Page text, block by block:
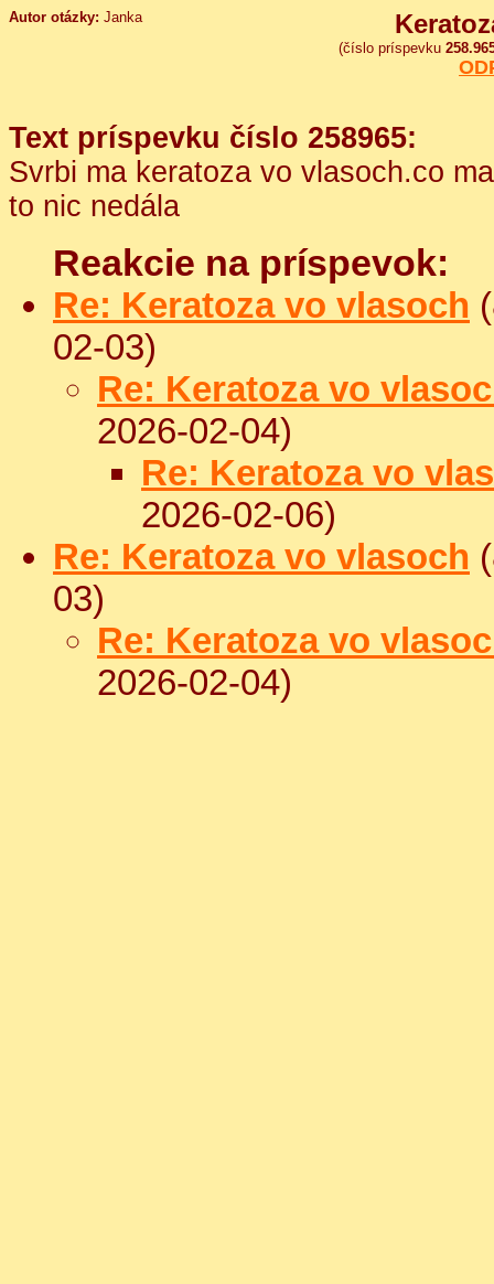
Autor otázky: Janka
(číslo príspevku
Text príspevku číslo 258965:
Svrbi ma keratoza vo vlasoch.co
to nic nedála
Reakcie na príspevok:
Re: Keratoza vo vlasoch
02-03)
Re: Keratoza vo
2026-02-04)
Re: Keratoza vo
2026-02-06)
Re: Keratoza vo vlasoch
03)
Re: Keratoza vo
2026-02-04)